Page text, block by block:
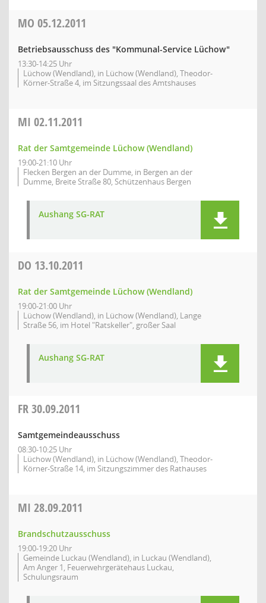
MO 05.12.2011
Betriebsausschuss des "Kommunal-Service Lüchow"
13:30-14:25 Uhr
Lüchow (Wendland), in Lüchow (Wendland), Theodor-
Körner-Straße 4, im Sitzungssaal des Amtshauses
MI 02.11.2011
Rat der Samtgemeinde Lüchow (Wendland)
19:00-21:10 Uhr
Flecken Bergen an der Dumme, in Bergen an der
Dumme, Breite Straße 80, Schützenhaus Bergen
Aushang SG-RAT
DO 13.10.2011
Rat der Samtgemeinde Lüchow (Wendland)
19:00-21:00 Uhr
Lüchow (Wendland), in Lüchow (Wendland), Lange
Straße 56, im Hotel "Ratskeller", großer Saal
Aushang SG-RAT
FR30.09.2011
Samtgemeindeausschuss
08:30-10:25 Uhr
Lüchow (Wendland), in Lüchow (Wendland), Theodor-
Körner-Straße 14, im Sitzungszimmer des Rathauses
MI 28.09.2011
Brandschutzausschuss
19:00-19:20 Uhr
Gemeinde Luckau (Wendland), in Luckau (Wendland),
Am Anger 1, Feuerwehrgerätehaus Luckau,
Schulungsraum